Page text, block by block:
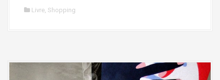
Livre, Shopping